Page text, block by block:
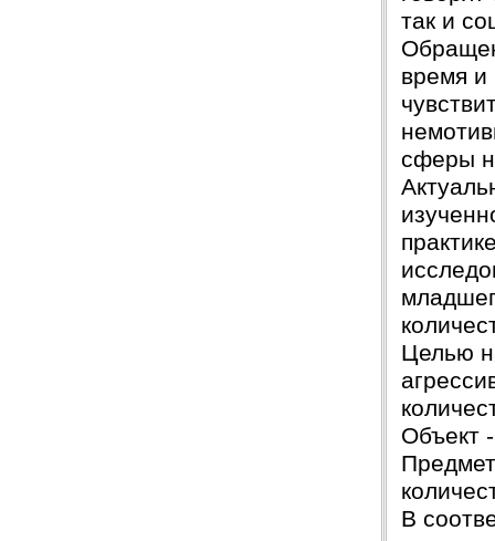
так и
время и
сферы
Целью
Объект
В